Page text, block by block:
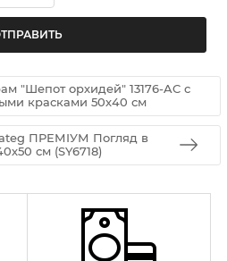
"Шепот орхидей" 13176-AC с
красками 50х40 см
ПРЕМІУМ Погляд в
см (SY6718)